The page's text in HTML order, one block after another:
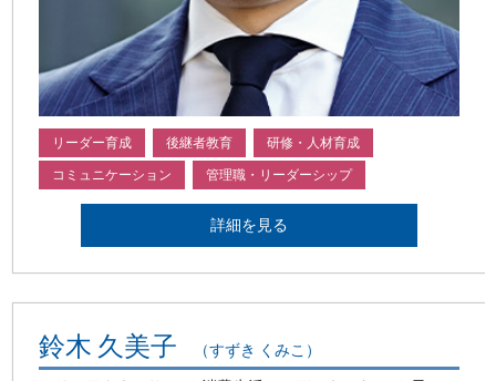
リーダー育成 後継者教育 研修・人材育成
コミュニケーション 管理職・リーダーシップ
詳細を見る
鈴木 久美子 （すずき くみこ）